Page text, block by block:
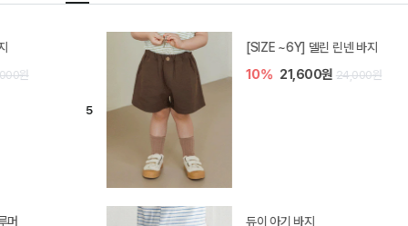
[SIZE ~6Y] 델린 린넨 바지
10% 21,600원 24,000원
듀이 아기 바지